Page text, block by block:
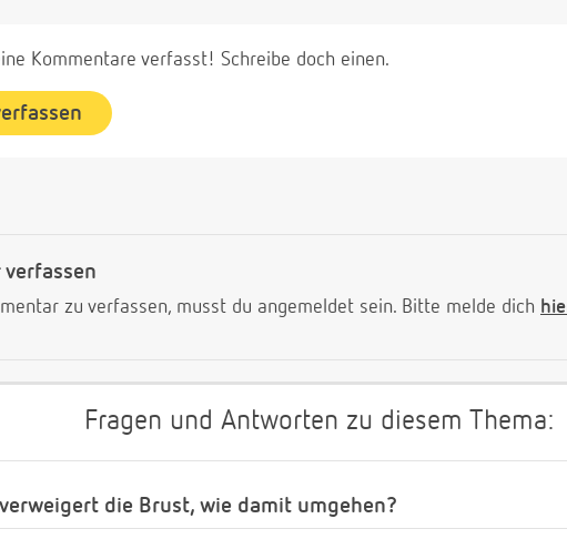
Kommentare verfasst! Schreibe doch einen.
zu verfassen, musst du angemeldet sein. Bitte melde dich
Fragen und Antworten zu diesem Thema:
die Brust, wie damit umgehen?